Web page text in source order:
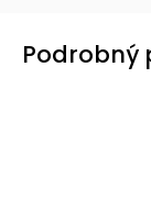
Podrobný